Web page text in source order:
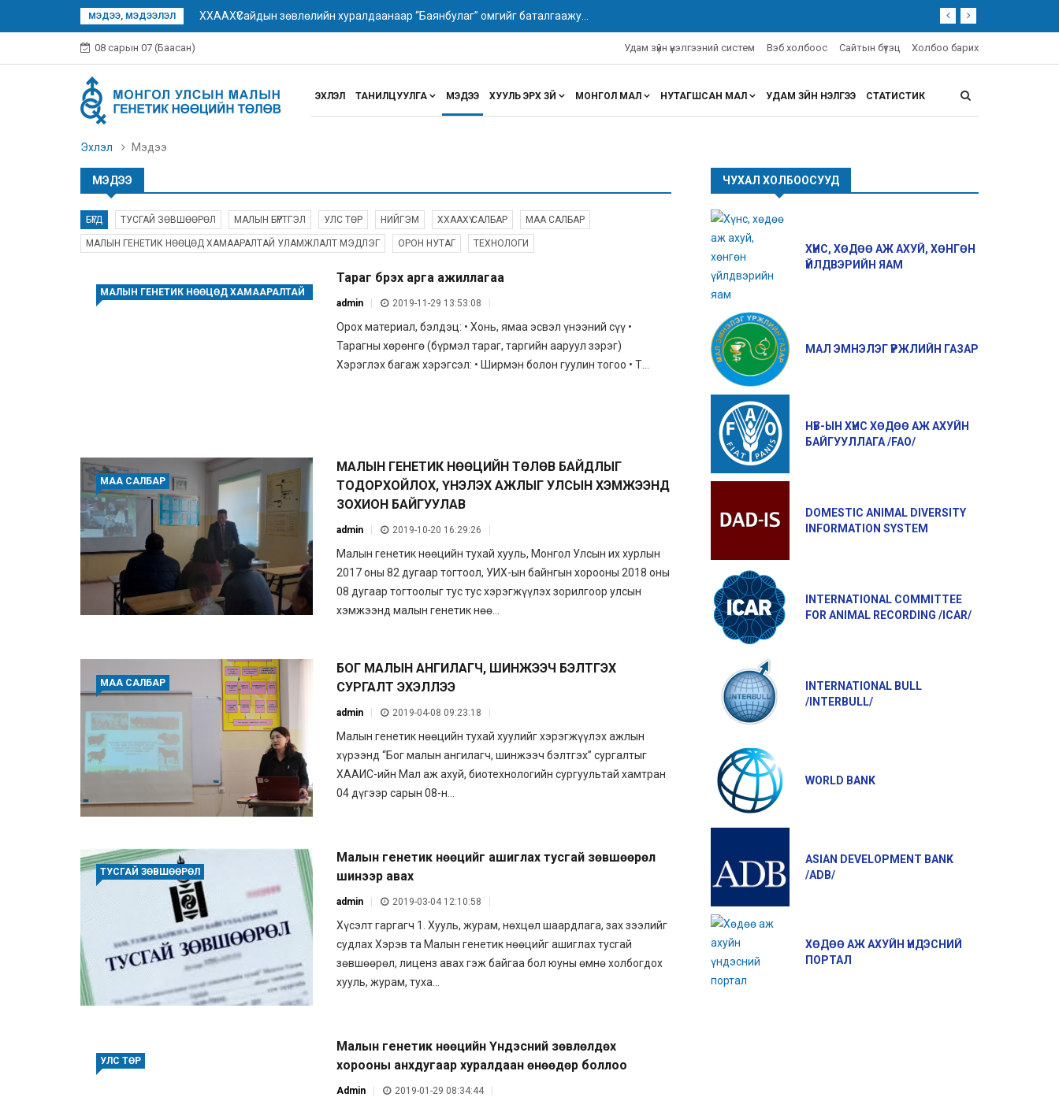
МЭДЭЭ, МЭДЭЭЛЭЛ МАЛЫН ГЕНЕТИК НӨӨЦИЙН ҮНДЭСНИЙ ЗӨВЛӨЛДӨХ ХОРООНЫ ХУРАЛДААН БОЛЛОО...
08 сарын 07 (Баасан) Удам зүйн үнэлгээний систем Вэб холбоос Сайтын бүтэц Холбоо барих
ЭХЛЭЛ ТАНИЛЦУУЛГА МЭДЭЭ ХУУЛЬ ЭРХ ЗҮЙ МОНГОЛ МАЛ НУТАГШСАН МАЛ УДАМ ЗҮЙН ҮНЭЛГЭЭ СТАТИСТИК
Эхлэл Мэдээ
МЭДЭЭ
БҮГД ТУСГАЙ ЗӨВШӨӨРӨЛ МАЛЫН БҮРТГЭЛ УЛС ТӨР НИЙГЭМ ХХААХҮ САЛБАР МАА САЛБАР
МАЛЫН ГЕНЕТИК НӨӨЦӨД ХАМААРАЛТАЙ УЛАМЖЛАЛТ МЭДЛЭГ ОРОН НУТАГ ТЕХНОЛОГИ
МАЛЫН ГЕНЕТИК НӨӨЦӨД ХАМААРАЛТАЙ
Тараг бүрэх арга ажиллагаа
admin 2019-11-29 13:53:08
Орох материал, бэлдэц: • Хонь, ямаа эсвэл үнээний сүү •
Тарагны хөрөнгө (бүрмэл тараг, таргийн ааруул зэрэг)
Хэрэглэх багаж хэрэгсэл: • Ширмэн болон гуулин тогоо • Т...
МАА САЛБАР
МАЛЫН ГЕНЕТИК НӨӨЦИЙН ТӨЛӨВ БАЙДЛЫГ
ТОДОРХОЙЛОХ, ҮНЭЛЭХ АЖЛЫГ УЛСЫН ХЭМЖЭЭНД
ЗОХИОН БАЙГУУЛАВ
admin 2019-10-20 16:29:26
Малын генетик нөөцийн тухай хууль, Монгол Улсын их хурлын
2017 оны 82 дугаар тогтоол, УИХ-ын байнгын хорооны 2018 оны
08 дугаар тогтоолыг тус тус хэрэгжүүлэх зорилгоор улсын
хэмжээнд малын генетик нөө...
МАА САЛБАР
БОГ МАЛЫН АНГИЛАГЧ, ШИНЖЭЭЧ БЭЛТГЭХ
СУРГАЛТ ЭХЭЛЛЭЭ
admin 2019-04-08 09:23:18
Малын генетик нөөцийн тухай хуулийг хэрэгжүүлэх ажлын
хүрээнд “Бог малын ангилагч, шинжээч бэлтгэх” сургалтыг
ХААИС-ийн Мал аж ахуй, биотехнологийн сургуультай хамтран
04 дүгээр сарын 08-н...
ТУСГАЙ ЗӨВШӨӨРӨЛ
Малын генетик нөөцийг ашиглах тусгай зөвшөөрөл
шинээр авах
admin 2019-03-04 12:10:58
Хүсэлт гаргагч 1. Хууль, журам, нөхцөл шаардлага, зах зээлийг
судлах Хэрэв та Малын генетик нөөцийг ашиглах тусгай
зөвшөөрөл, лиценз авах гэж байгаа бол юуны өмнө холбогдох
хууль, журам, туха...
УЛС ТӨР
Малын генетик нөөцийн Үндэсний зөвлөлдөх
хорооны анхдугаар хуралдаан өнөөдөр боллоо
Admin 2019-01-29 08:34:44
ЧУХАЛ ХОЛБООСУУД
ХҮНС, ХӨДӨӨ АЖ АХУЙ, ХӨНГӨН
ҮЙЛДВЭРИЙН ЯАМ
МАЛ ЭМНЭЛЭГ ҮРЖЛИЙН ГАЗАР
НҮБ-ЫН ХҮНС ХӨДӨӨ АЖ АХУЙН
БАЙГУУЛЛАГА /FAO/
DOMESTIC ANIMAL DIVERSITY
INFORMATION SYSTEM
INTERNATIONAL COMMITTEE
FOR ANIMAL RECORDING /ICAR/
INTERNATIONAL BULL
/INTERBULL/
WORLD BANK
ASIAN DEVELOPMENT BANK
/ADB/
ХӨДӨӨ АЖ АХУЙН ҮНДЭСНИЙ
ПОРТАЛ